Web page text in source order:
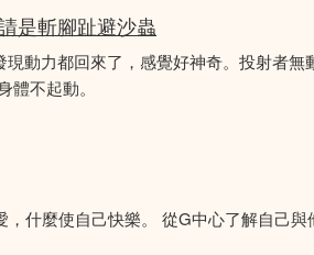
是斬腳趾避沙蟲
動力都回來了，感覺好神奇。投射者
不起動。
什麼使自己快樂。 從G中心了解自己與